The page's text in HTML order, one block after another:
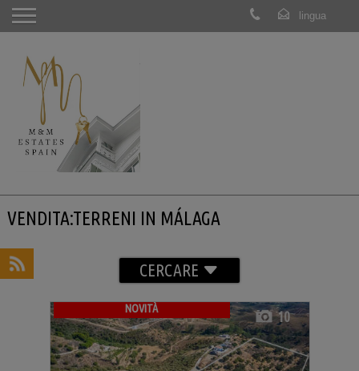
VENDITA:TERRENI IN MÁLAGA
CERCARE
NOVITÀ 10